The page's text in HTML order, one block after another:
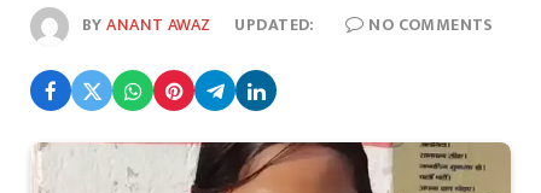
BYANANT AWAZ UPDATED: NO COMMENTS